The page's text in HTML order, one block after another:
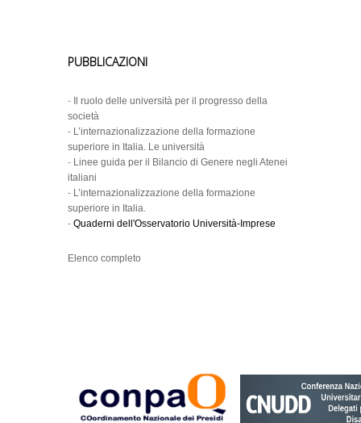
PUBBLICAZIONI
-
Il ruolo delle università per il progresso della
società
- L’internazionalizzazione della formazione
superiore in Italia. Le università
- Linee guida per il Bilancio di Genere negli Atenei
italiani
- L’internazionalizzazione della formazione
superiore in Italia.
- Quaderni dell'Osservatorio Università-Imprese
Elenco completo